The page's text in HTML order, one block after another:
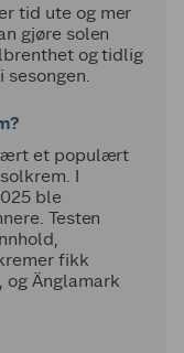
tid ute og mer
gjøre solen
og tidlig
sesongen.
et populært
I
ble
Testen
fikk
Änglamark